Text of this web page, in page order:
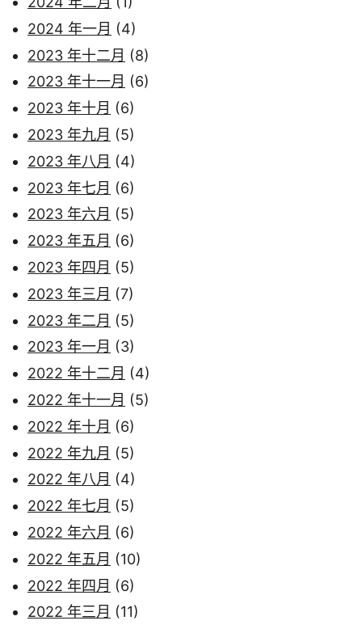
2024 年一月 (4)
2023 年十二月 (8)
2023 年十一月 (6)
2023 年十月 (6)
2023 年九月 (5)
2023 年八月 (4)
2023 年七月 (6)
2023 年六月 (5)
2023 年五月 (6)
2023 年四月 (5)
2023 年三月 (7)
2023 年二月 (5)
2023 年一月 (3)
2022 年十二月 (4)
2022 年十一月 (5)
2022 年十月 (6)
2022 年九月 (5)
2022 年八月 (4)
2022 年七月 (5)
2022 年六月 (6)
2022 年五月 (10)
2022 年四月 (6)
2022 年三月 (11)